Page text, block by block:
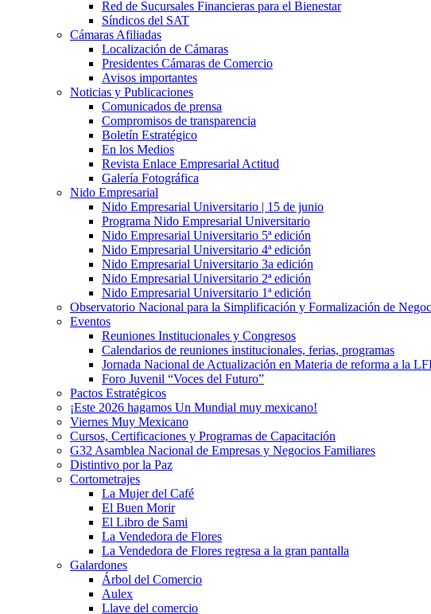
Red de Sucursales Financieras para el Bienestar
Síndicos del SAT
Cámaras Afiliadas
Localización de Cámaras
Presidentes Cámaras de Comercio
Avisos importantes
Noticias y Publicaciones
Comunicados de prensa
Compromisos de transparencia
Boletín Estratégico
En los Medios
Revista Enlace Empresarial Actitud
Galería Fotográfica
Nido Empresarial
Nido Empresarial Universitario | 15 de junio
Programa Nido Empresarial Universitario
Nido Empresarial Universitario 5ª edición
Nido Empresarial Universitario 4ª edición
Nido Empresarial Universitario 3a edición
Nido Empresarial Universitario 2ª edición
Nido Empresarial Universitario 1ª edición
Observatorio Nacional para la Simplificación y Formalización de
Eventos
Reuniones Institucionales y Congresos
Calendarios de reuniones institucionales, ferias, programas
Jornada Nacional de Actualización en Materia de reforma a la
Foro Juvenil “Voces del Futuro”
Pactos Estratégicos
¡Este 2026 hagamos Un Mundial muy mexicano!
Viernes Muy Mexicano
Cursos, Certificaciones y Programas de Capacitación
G32 Asamblea Nacional de Empresas y Negocios Familiares
Distintivo por la Paz
Cortometrajes
La Mujer del Café
El Buen Morir
El Libro de Sami
La Vendedora de Flores
La Vendedora de Flores regresa a la gran pantalla
Galardones
Árbol del Comercio
Aulex
Llave del comercio